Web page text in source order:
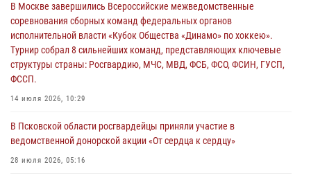
улицу Труда
31 июля 2026, 13:53
В Санкт-Петербурге прошел окружной этап ежегодного
Всероссийского конкурса профессионального мастерства среди
сотрудников вневедомственной охраны Росгвардии, Псковские
Росгвардейцы одержали победу
В Москве завершились Всероссийские межведомственные
соревнования сборных команд федеральных органов
исполнительной власти «Кубок Общества «Динамо» по хоккею».
Турнир собрал 8 сильнейших команд, представляющих ключевые
структуры страны: Росгвардию, МЧС, МВД, ФСБ, ФСО, ФСИН, ГУСП,
ФССП.
14 июля 2026, 10:29
В Псковской области росгвардейцы приняли участие в
ведомственной донорской акции «От сердца к сердцу»
28 июля 2026, 05:16